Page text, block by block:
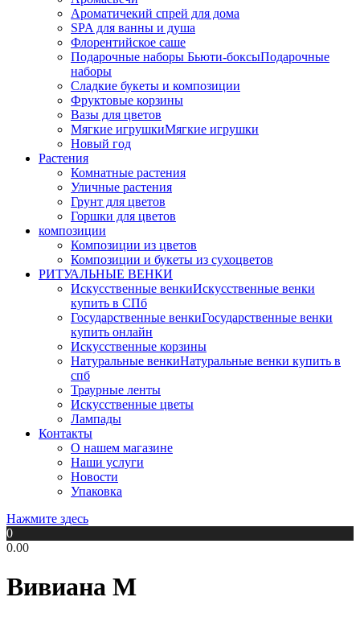
Ароматичекий спрей для дома
SPA для ванны и душа
Флорентийское саше
Подарочные наборы Бьюти-боксыПодарочные
наборы
Сладкие букеты и композиции
Фруктовые корзины
Вазы для цветов
Мягкие игрушкиМягкие игрушки
Новый год
Растения
Комнатные растения
Уличные растения
Грунт для цветов
Горшки для цветов
композиции
Композиции из цветов
Композиции и букеты из сухоцветов
РИТУАЛЬНЫЕ ВЕНКИ
Искусственные венкиИскусственные венки
купить в СПб
Государственные венкиГосударственные венки
купить онлайн
Искусственные корзины
Натуральные венкиНатуральные венки купить в
спб
Траурные ленты
Искусственные цветы
Лампады
Контакты
О нашем магазине
Наши услуги
Новости
Упаковка
Нажмите здесь
0
0.00
Вивиана М